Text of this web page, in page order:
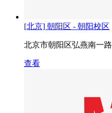
[北京] 朝阳区 - 朝阳校区
北京市朝阳区弘燕南一路
查看